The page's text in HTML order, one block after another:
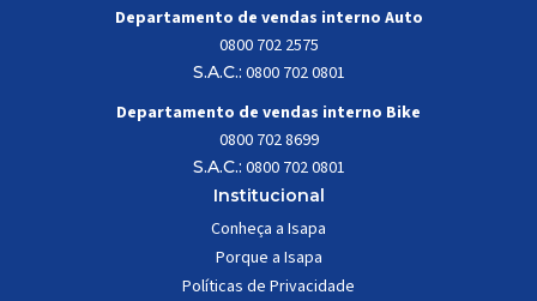
Departamento de vendas interno Auto
0800 702 2575
S.A.C.: 0800 702 0801
Departamento de vendas interno Bike
0800 702 8699
S.A.C.: 0800 702 0801
Institucional
Conheça a Isapa
Porque a Isapa
Políticas de Privacidade